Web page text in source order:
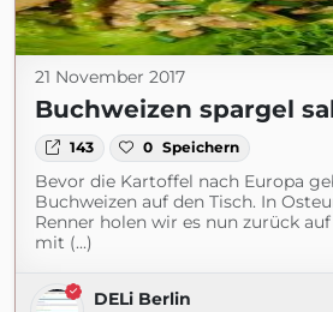
21 November 2017
Buchweizen spargel
143 0 Speichern
Bevor die Kartoffel nach Europa
Buchweizen auf den Tisch. In
Renner holen wir es nun zurück
mit (...)
DELi Berlin